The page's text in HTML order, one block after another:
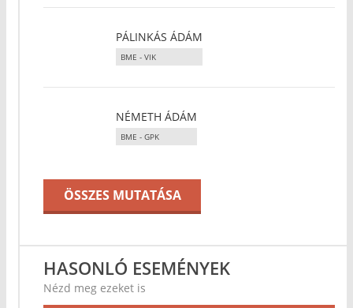
PÁLINKÁS ÁDÁM
BME - VIK
NÉMETH ÁDÁM
BME - GPK
ÖSSZES MUTATÁSA
HASONLÓ ESEMÉNYEK
Nézd meg ezeket is